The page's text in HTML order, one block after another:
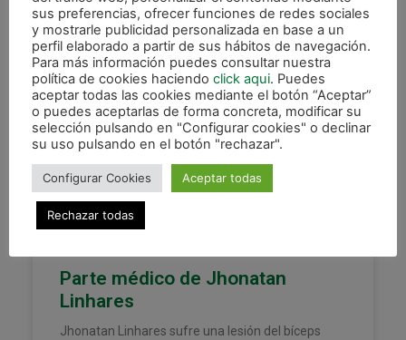
11 marzo, 2026
XOTA
Parte médico de Jhonatan
Linhares
Jhonatan Linhares sufre una lesión del bíceps
sus preferencias, ofrecer funciones de redes sociales
y mostrarle publicidad personalizada en base a un
perfil elaborado a partir de sus hábitos de navegación.
Para más información puedes consultar nuestra
política de cookies haciendo click aqui. Puedes
aceptar todas las cookies mediante el botón “Aceptar”
o puedes aceptarlas de forma concreta, modificar su
selección pulsando en "Configurar cookies" o declinar
su uso pulsando en el botón "rechazar".
Configurar Cookies Aceptar todas
Rechazar todas